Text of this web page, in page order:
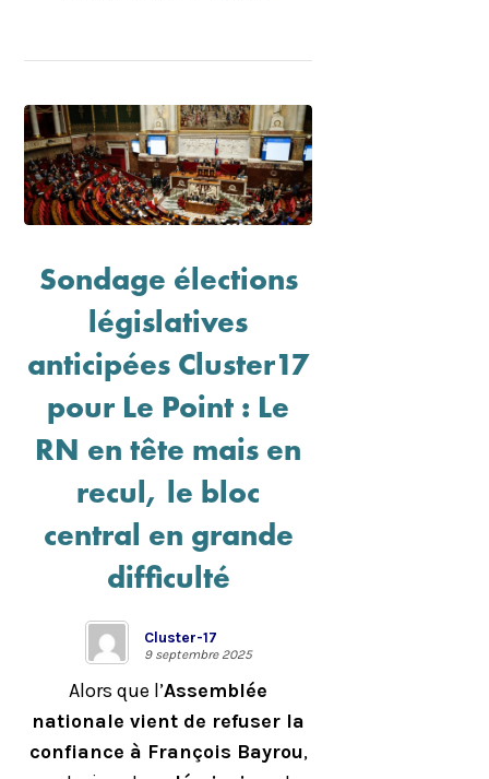
Sondage élections
législatives
anticipées Cluster17
pour Le Point : Le
RN en tête mais en
recul, le bloc
central en grande
difficulté
Cluster-17
9 septembre 2025
Alors que l’Assemblée
nationale vient de refuser la
confiance à François Bayrou,